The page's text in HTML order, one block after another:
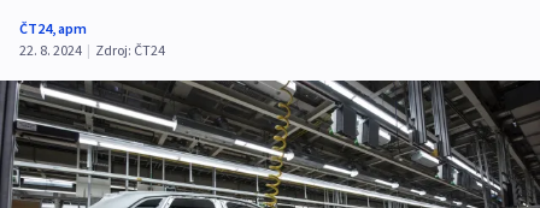
ČT24,apm
22. 8. 2024 | Zdroj: ČT24